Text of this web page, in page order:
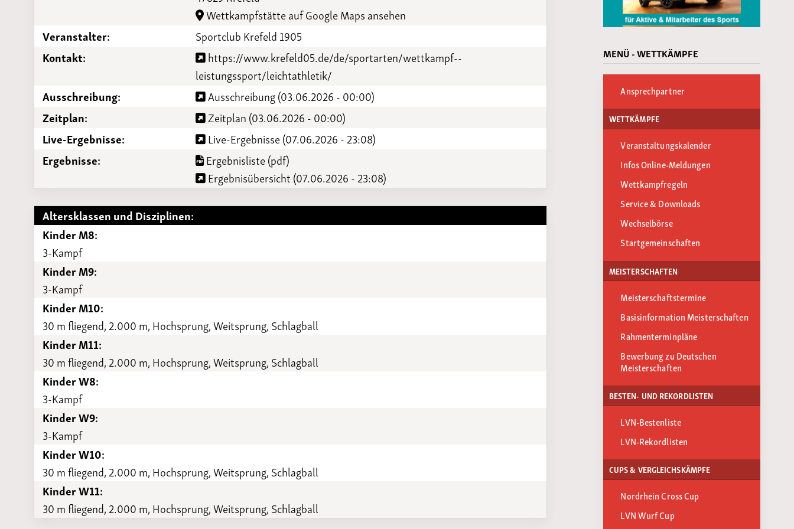
LSB-
Laufveranstaltertagungen
2023
Wettkampfstätte auf Google Maps ansehen
Veranstalter:
Sportclub Krefeld 1905
Kontakt:
https://www.krefeld05.de/de/sportarten/wettkampf--
leistungssport/leichtathletik/
Ausschreibung:
Ausschreibung (03.06.2026 - 00:00)
Zeitplan:
Zeitplan (03.06.2026 - 00:00)
Live-Ergebnisse:
Live-Ergebnisse (07.06.2026 - 23:08)
Ergebnisse:
Ergebnisliste (pdf)
Ergebnisübersicht (07.06.2026 - 23:08)
Altersklassen und Disziplinen:
Kinder M8:
3-Kampf
Kinder M9:
3-Kampf
Kinder M10:
30 m fliegend, 2.000 m, Hochsprung, Weitsprung, Schlagball
Kinder M11:
30 m fliegend, 2.000 m, Hochsprung, Weitsprung, Schlagball
Kinder W8:
3-Kampf
Kinder W9:
3-Kampf
Kinder W10:
30 m fliegend, 2.000 m, Hochsprung, Weitsprung, Schlagball
Kinder W11:
30 m fliegend, 2.000 m, Hochsprung, Weitsprung, Schlagball
MENÜ - WETTKÄMPFE
Ansprechpartner
WETTKÄMPFE
Veranstaltungskalender
Infos Online-Meldungen
Wettkampfregeln
Service & Downloads
Wechselbörse
Startgemeinschaften
MEISTERSCHAFTEN
Meisterschaftstermine
Basisinformation Meisterschaften
Rahmenterminpläne
Bewerbung zu Deutschen
Meisterschaften
BESTEN- UND REKORDLISTEN
LVN-Bestenliste
LVN-Rekordlisten
CUPS & VERGLEICHSKÄMPFE
Nordrhein Cross Cup
LVN Wurf Cup